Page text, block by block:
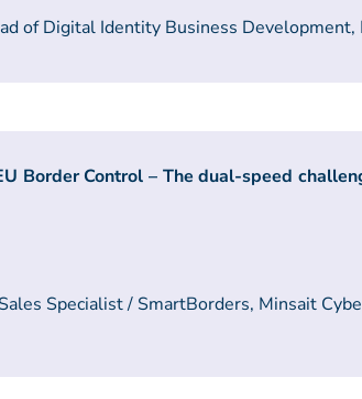
of Digital Identity Business Development,
Border Control – The dual-speed
Specialist / SmartBorders, Minsait